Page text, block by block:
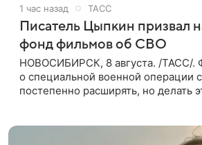
1 час назад ТАСС
Писатель Цыпкин призвал
фонд фильмов об СВО
НОВОСИБИРСК, 8 августа. /ТАСС/.
о специальной военной операции
постепенно расширять, но делать